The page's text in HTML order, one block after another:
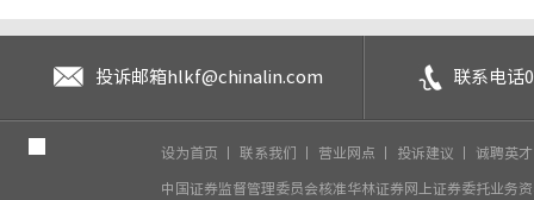
投诉邮箱 hlkf@chinalin.com 联系电话
设为首页 联系我们 营业网点 投诉建议 诚聘英
中国证券监督管理委员会核准华林证券网上证券委托业务